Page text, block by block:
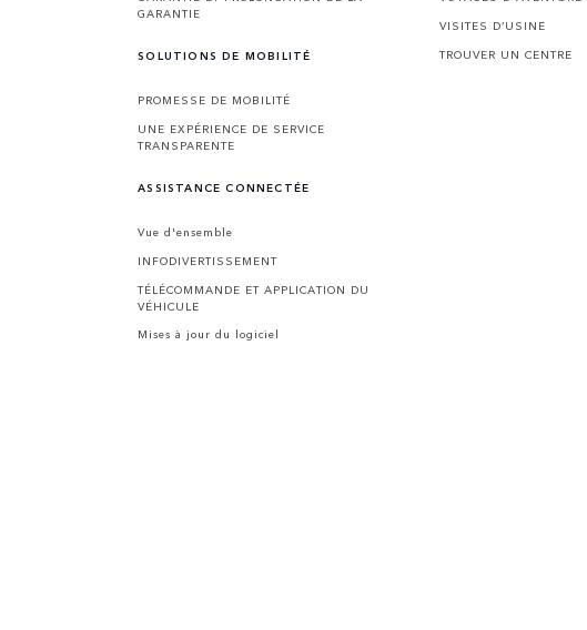
GARANTIE
SOLUTIONS DE MOBILITÉ
PROMESSE DE MOBILITÉ
UNE EXPÉRIENCE DE SERVICE
TRANSPARENTE
ASSISTANCE CONNECTÉE
Vue d'ensemble
INFODIVERTISSEMENT
TÉLÉCOMMANDE ET APPLICATION DU
VÉHICULE
Mises à jour du logiciel
VISITES D’USINE
TROUVER UN CENTRE